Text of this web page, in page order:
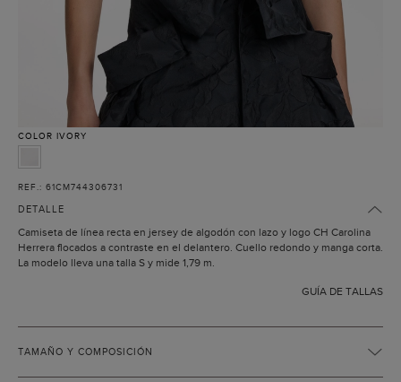
COLOR IVORY
REF.: 61CM744306731
DETALLE
Camiseta de línea recta en jersey de algodón con lazo y logo CH Carolina
Herrera flocados a contraste en el delantero. Cuello redondo y manga corta.
La modelo lleva una talla S y mide 1,79 m.
GUÍA DE TALLAS
TAMAÑO Y COMPOSICIÓN